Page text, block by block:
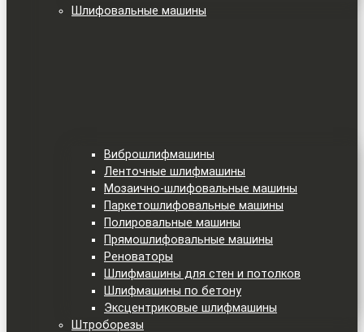
Шлифовальные машины
Виброшлифмашины
Ленточные шлифмашины
Мозаично-шлифовальные машины
Паркетошлифовальные машины
Полировальные машины
Прямошлифовальные машины
Реноваторы
Шлифмашины для стен и потолков
Шлифмашины по бетону
Эксцентриковые шлифмашины
Штроборезы